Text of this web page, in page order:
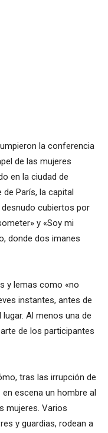
la conferencia
de las mujeres
en la ciudad de
París, la capital
cubiertos por
y «Soy mi
donde dos imanes
y lemas como «no
instantes, antes de
Al menos una de
de los participantes
tras las irrupción de
escena un hombre al
mujeres. Varios
y guardias, rodean a